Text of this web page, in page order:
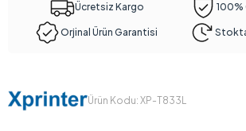
Ücretsiz Kargo 100%
Orjinal Ürün Garantisi
Ürün Kodu: XP-T833L